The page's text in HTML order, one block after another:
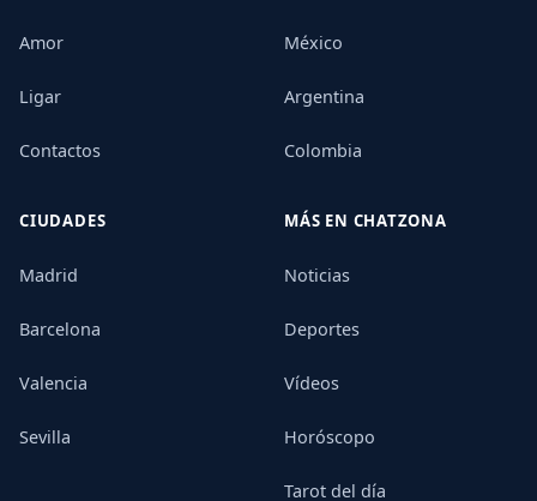
Amor
Ligar
Contactos
México
Argentina
Colombia
CIUDADES
Madrid
Barcelona
Valencia
Sevilla
MÁS EN CHATZONA
Noticias
Deportes
Vídeos
Horóscopo
Tarot del día